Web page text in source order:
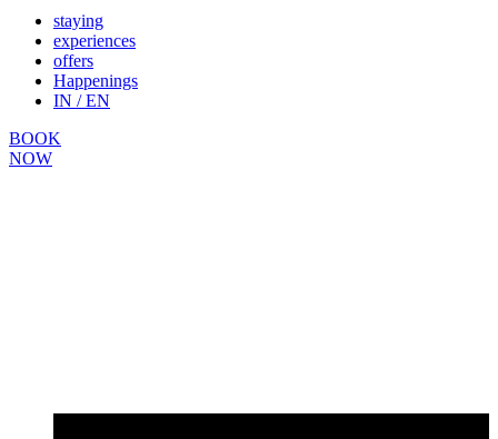
staying
experiences
offers
Happenings
IN / EN
BOOK
NOW